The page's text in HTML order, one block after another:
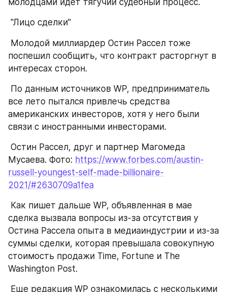
молодцами идет тягучий судебный процесс.
"Лицо сделки"
поспешил сообщить, что контракт расторгнут в
интересах сторон.
все лето пытался привлечь средства
американских инвесторов, хотя у него были
связи с иностранными инвесторами.
Мусаева. Фото: https://www.forbes.com/austin-
russell-youngest-self-made-billionaire-
2021/#2630709a1fea
сделка вызвала вопросы из-за отсутствия у
Остина Рассела опыта в медиаиндустрии и из-за
суммы сделки, которая превышала совокупную
стоимость продажи Time, Fortune и The
Washington Post.